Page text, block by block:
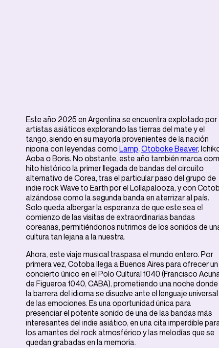
Este año 2025 en Argentina se encuentra explotado por
artistas asiáticos explorando las tierras del mate y el
tango, siendo en su mayoría provenientes de la nación
nipona con leyendas como Lamp, Otoboke Beaver,
Aoba o Boris. No obstante, este año también marca
hito histórico la primer llegada de bandas del circuito
alternativo de Corea, tras el particular paso del grupo de
indie rock Wave to Earth por el Lollapalooza, y con
alzándose como la segunda banda en aterrizar al país.
Solo queda albergar la esperanza de que este sea el
comienzo de las visitas de extraordinarias bandas
coreanas, permitiéndonos nutrirnos de los sonidos de
cultura tan lejana a la nuestra.
Ahora, este viaje musical traspasa el mundo entero. Por
primera vez, Cotoba llega a Buenos Aires para ofrecer un
concierto único en el Polo Cultural 1040 (Francisco
de Figueroa 1040, CABA), prometiendo una noche donde
la barrera del idioma se disuelve ante el lenguaje universal
de las emociones. Es una oportunidad única para
presenciar el potente sonido de una de las bandas más
interesantes del indie asiático, en una cita imperdible
los amantes del rock atmosférico y las melodías que se
quedan grabadas en la memoria.